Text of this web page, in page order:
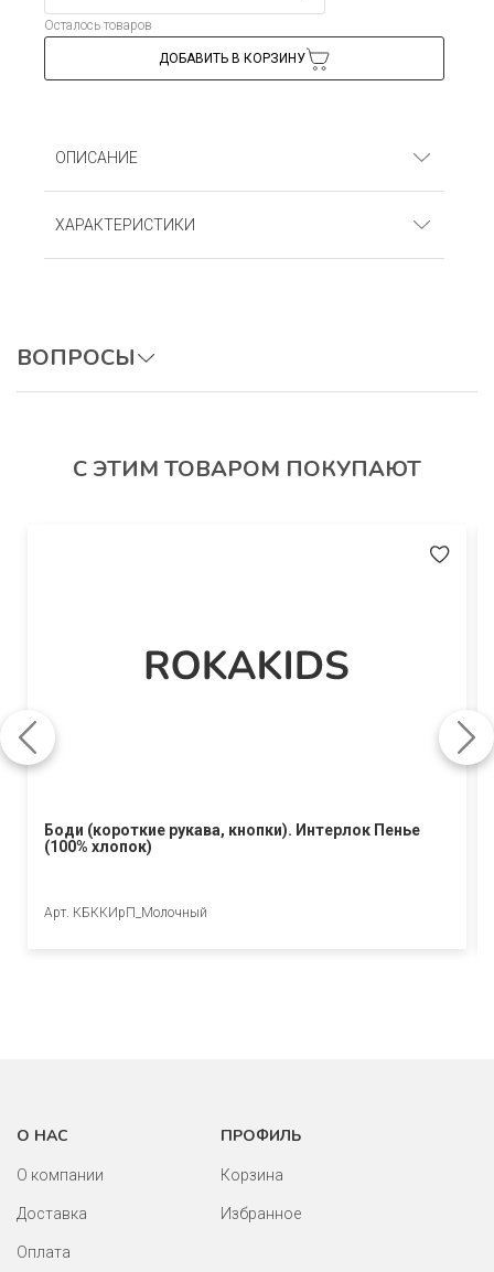
Осталось товаров
ДОБАВИТЬ В КОРЗИНУ
ОПИСАНИЕ
Песочник (кнопки). Интерлок Пенье (100% хлопок)
ХАРАКТЕРИСТИКИ
ВОПРОСЫ
С ЭТИМ ТОВАРОМ ПОКУПАЮТ
Боди (короткие рукава, кнопки). Интерлок Пенье
(100% хлопок)
Арт. КБККИрП_Молочный
О НАС
О компании
Доставка
Оплата
ПРОФИЛЬ
Корзина
Избранное